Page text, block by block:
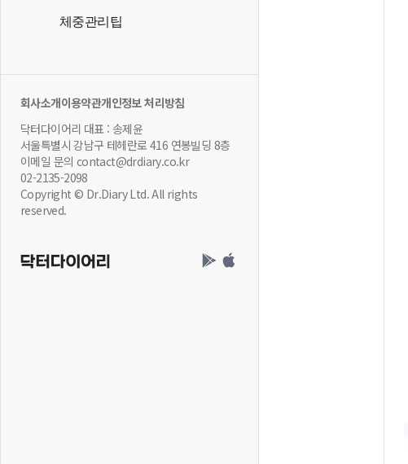
체중관리팁
회사소개이용약관개인정보 처리방침
닥터다이어리 대표 : 송제윤
서울특별시 강남구 테헤란로 416 연봉빌딩 8층
이메일 문의 contact@drdiary.co.kr
02-2135-2098
Copyright © Dr.Diary Ltd. All rights
reserved.